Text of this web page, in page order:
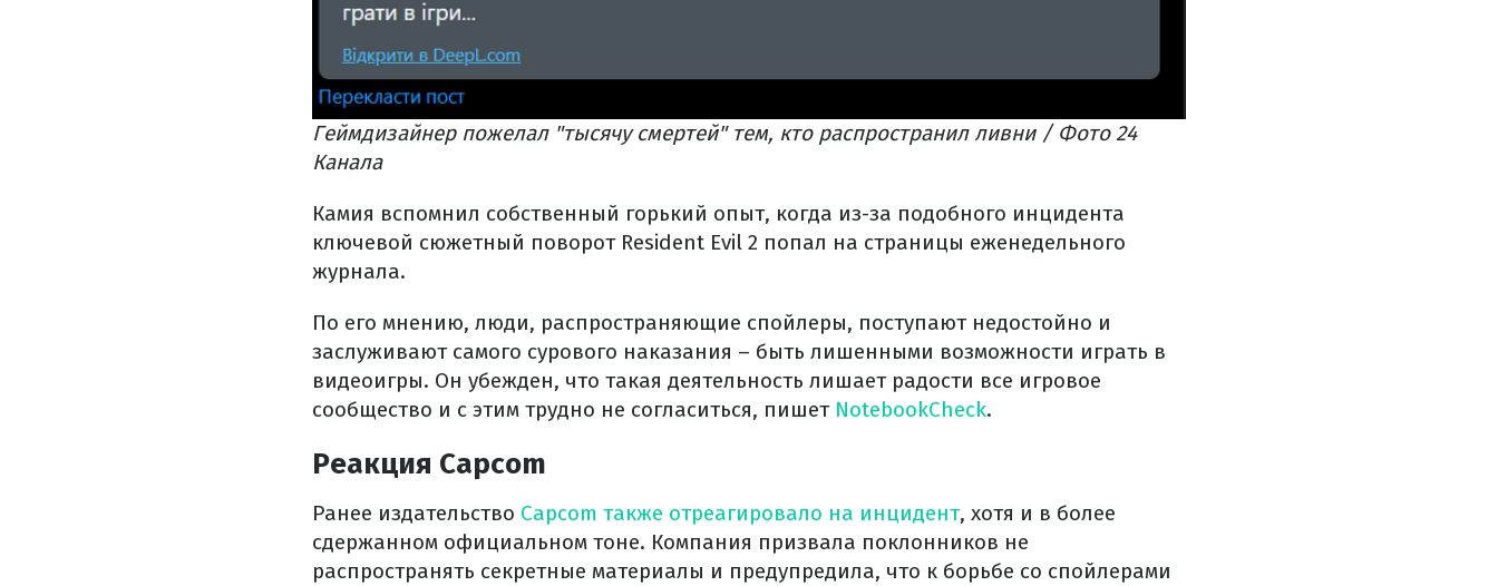
Геймдизайнер пожелал "тысячу смертей" тем, кто распространил ливни / Фото 24
Канала
Камия вспомнил собственный горький опыт, когда из-за подобного инцидента
ключевой сюжетный поворот Resident Evil 2 попал на страницы еженедельного
журнала.
По его мнению, люди, распространяющие спойлеры, поступают недостойно и
заслуживают самого сурового наказания – быть лишенными возможности играть в
видеоигры. Он убежден, что такая деятельность лишает радости все игровое
сообщество и с этим трудно не согласиться, пишет NotebookCheck.
Реакция Capcom
Ранее издательство Capcom также отреагировало на инцидент, хотя и в более
сдержанном официальном тоне. Компания призвала поклонников не
распространять секретные материалы и предупредила, что к борьбе со спойлерами